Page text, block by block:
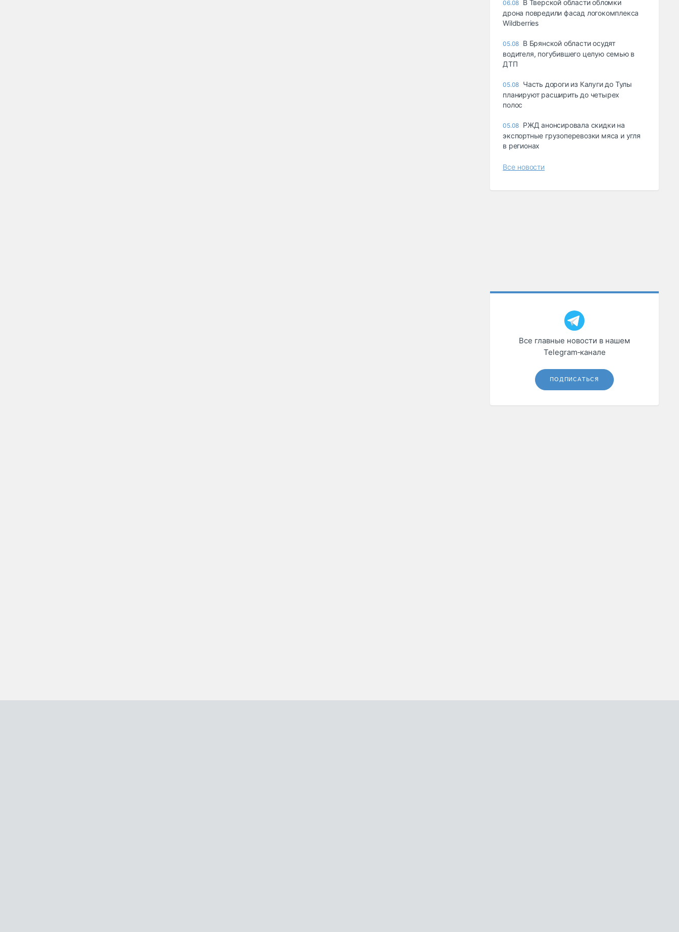
06.08 В Тверской области обломки
дрона повредили фасад логокомплекса
Wildberries
05.08 В Брянской области осудят
водителя, погубившего целую семью в
ДТП
05.08 Часть дороги из Калуги до Тулы
планируют расширить до четырех
полос
05.08 РЖД анонсировала скидки на
экспортные грузоперевозки мяса и угля
в регионах
Все новости
Все главные новости в нашем
Telegram‑канале
ПОДПИСАТЬСЯ